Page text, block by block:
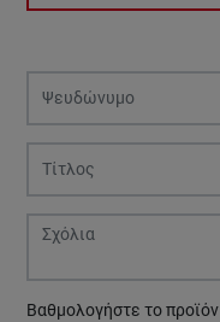
Βαθμολογήστε το προϊόν